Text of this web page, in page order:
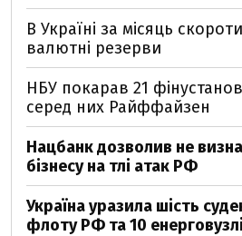
В Україні за місяць
валютні резерви
НБУ покарав 21
серед них Райффайзен
Нацбанк дозволив не
бізнесу на тлі атак РФ
Україна уразила шість
флоту РФ та 10